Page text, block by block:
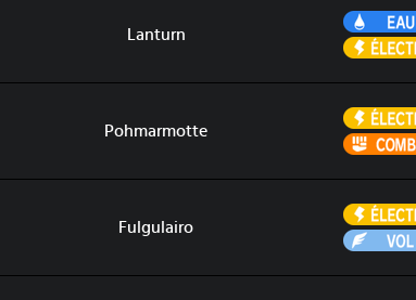
Lanturn
Pohmarmotte
Fulgulairo